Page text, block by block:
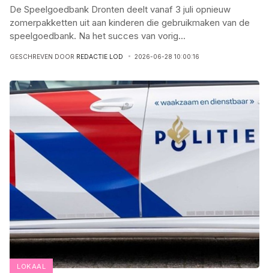
De Speelgoedbank Dronten deelt vanaf 3 juli opnieuw
zomerpakketten uit aan kinderen die gebruikmaken van de
speelgoedbank. Na het succes van vorig...
GESCHREVEN DOOR REDACTIE LOD 2026-06-28 10:00:16
LOKAAL